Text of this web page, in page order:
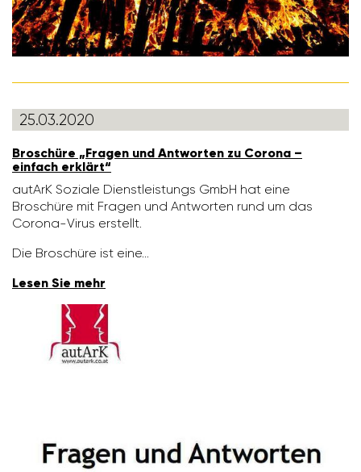
25.03.2020
Broschüre „Fragen und Antworten zu Corona –
einfach erklärt“
autArK Soziale Dienst­leis­tungs GmbH hat eine
Broschüre mit Fragen und Antworten rund um das
Corona-Virus erstellt.
Die Broschüre ist eine…
Lesen Sie mehr